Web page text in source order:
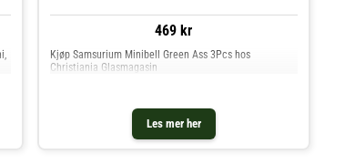
469 kr
Les mer her
Kjøp Samsurium Minibell Green Ass 3Pcs hos
Christiania Glasmagasin